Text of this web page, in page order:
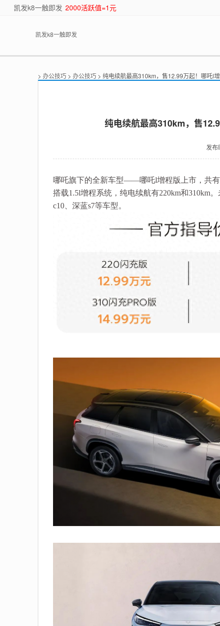
凯发k8一触即发 2000活跃值=1元
凯发k8一触即发
> 办公技巧 > 办公技巧 > 纯电续航最高310km，售12.99万起！哪吒l
纯电续航最高310km，售
发布
哪吒旗下的全新车型——哪吒l增程版上市，共有
搭载1.5l增程系统，纯电续航有220km和310km
c10、深蓝s7等车型。